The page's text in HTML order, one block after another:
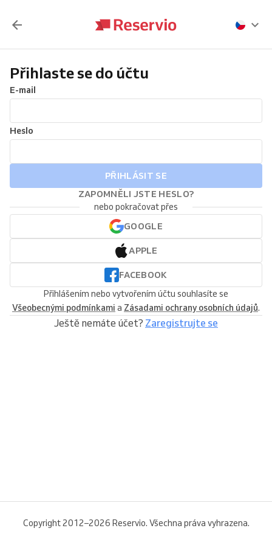
Přihlaste se do účtu
E-mail
Heslo
PŘIHLÁSIT SE
ZAPOMNĚLI JSTE HESLO?
nebo pokračovat přes
GOOGLE
APPLE
FACEBOOK
Přihlášením nebo vytvořením účtu souhlasíte se
Všeobecnými podmínkami a Zásadami ochrany osobních údajů.
Ještě nemáte účet? Zaregistrujte se
Copyright 2012–2026 Reservio. Všechna práva vyhrazena.